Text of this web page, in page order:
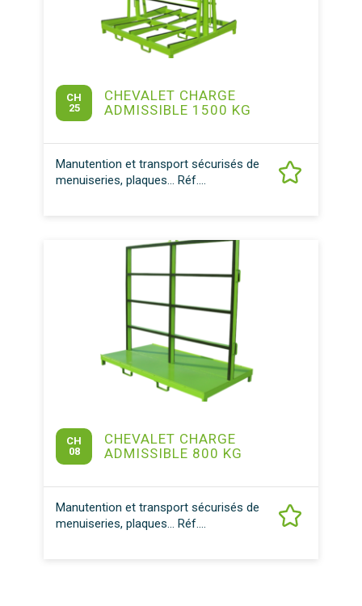
CH
25
CHEVALET CHARGE
ADMISSIBLE 1500 KG
Manutention et transport sécurisés de
menuiseries, plaques… Réf....
CH
08
CHEVALET CHARGE
ADMISSIBLE 800 KG
Manutention et transport sécurisés de
menuiseries, plaques… Réf....